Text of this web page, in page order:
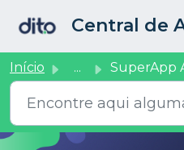
Início ... SuperApp Agenda: Gerar PIN para